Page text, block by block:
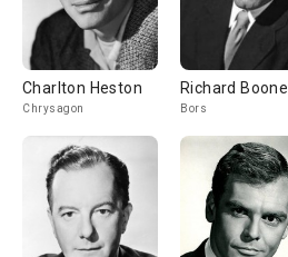
Charlton Heston
Chrysagon
Richard Boone
Bors